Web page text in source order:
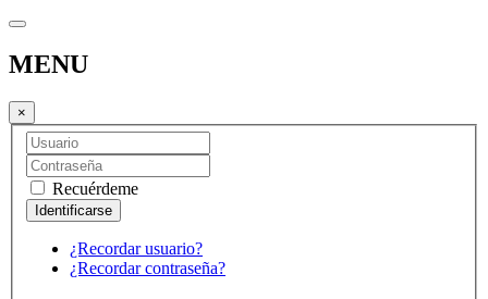
MENU
×
Recuérdeme
¿Recordar usuario?
¿Recordar contraseña?